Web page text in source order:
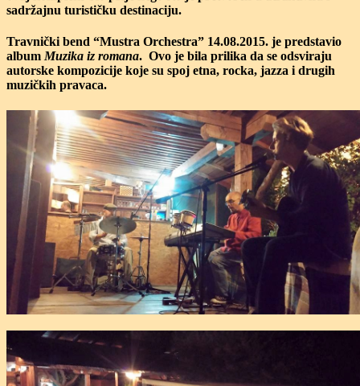
sadržajnu turističku destinaciju.
Travnički bend “Mustra Orchestra” 14.08.2015. je predstavio
albumMuzika iz romana. Ovo je bila prilika da se odsviraju
autorske kompozicije koje su spoj etna, rocka, jazza i drugih
muzičkih pravaca.